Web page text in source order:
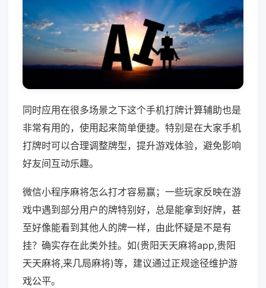
同时应用在很多场景之下这个手机打牌计算辅助也是
非常有用的，使用起来简单便捷。特别是在大家手机
打牌时可以合理调整牌型，提升游戏体验，避免影响
好友间互动乐趣。
微信小程序麻将怎么打才容易赢；一些玩家反映在游
戏中遇到部分用户的牌特别好，总是能拿到好牌，甚
至好像能看到其他人的牌一样，由此怀疑是不是有
挂？确实存在此类外挂。如(贵阳天天麻将app,贵阳
天天麻将,来几局麻将)等，建议通过正规途径维护游
戏公平。